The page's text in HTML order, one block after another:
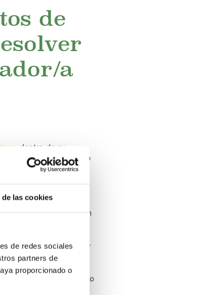
de las cookies
de redes sociales
partners de
proporcionado o
de
a
, dentro de su
su idioma y su
las personas
del título, la adaptación
acercar el
y realista. Uno de los
es fundamental contar
específica, apoyo
que ya han